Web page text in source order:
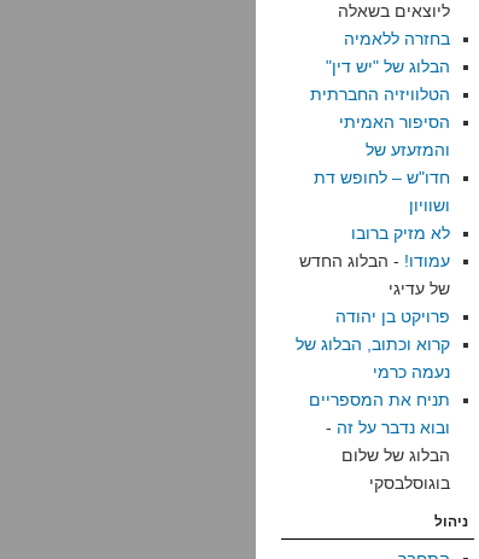
ליוצאים בשאלה
בחזרה ללאמיה
הבלוג של "יש דין"
הטלוויזיה החברתית
הסיפור האמיתי
והמזעזע של
חדו"ש – לחופש דת
ושוויון
לא מזיק ברובו
עמודו! - הבלוג החדש
של עדיגי
פרויקט בן יהודה
קרוא וכתוב, הבלוג של
נעמה כרמי
תניח את המספריים
ובוא נדבר על זה -
הבלוג של שלום
בוגוסלבסקי
ניהול